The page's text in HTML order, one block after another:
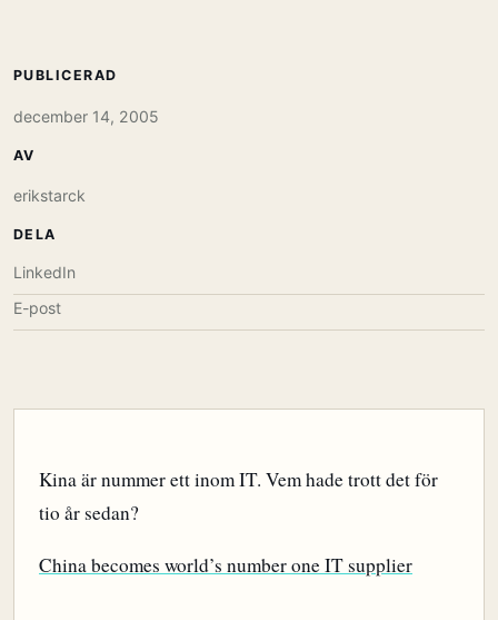
Kina är nummer ett inom IT. Vem hade trott det för
tio år sedan?
China becomes world’s number one IT supplier
PUBLICERAD
december 14, 2005
AV
erikstarck
DELA
LinkedIn
E-post